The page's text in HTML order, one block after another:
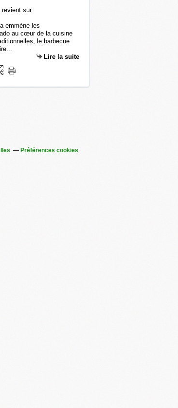
emmène les
au cœur de la cuisine
le barbecue
Lire la suite
Préférences cookies